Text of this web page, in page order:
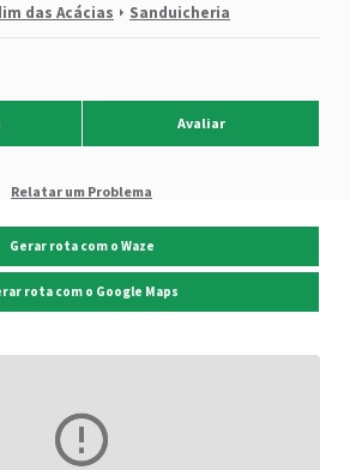
das Acácias Sanduicheria
Avaliar
Relatar um Problema
Gerar rota com o Waze
rota com o Google Maps